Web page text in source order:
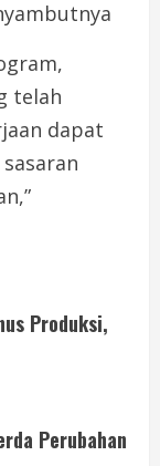
telah
dapat
Produksi,
Perubahan